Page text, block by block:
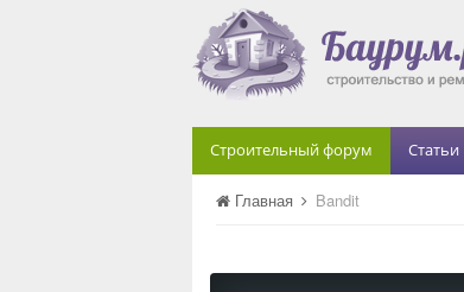
Строительный форум Статьи
Главная Bandit